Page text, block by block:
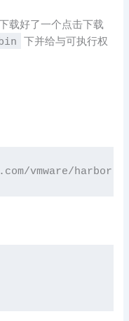
载好了一个点击下载
下并给与可执行权
/vmware/harbor